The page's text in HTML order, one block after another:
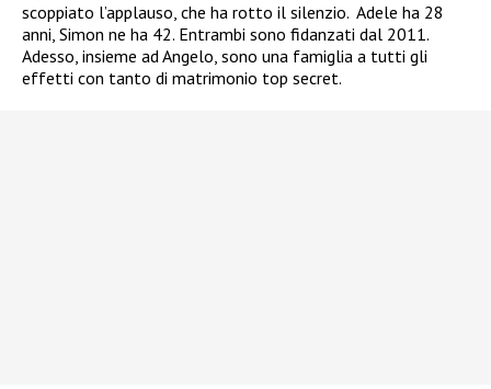
scoppiato l’applauso, che ha rotto il silenzio. Adele ha 28
anni, Simon ne ha 42. Entrambi sono fidanzati dal 2011.
Adesso, insieme ad Angelo, sono una famiglia a tutti gli
effetti con tanto di matrimonio top secret.